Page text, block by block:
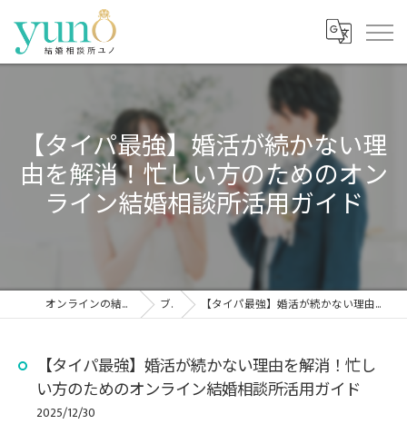
【タイパ最強】婚活が続かない理
由を解消！忙しい方のためのオン
ライン結婚相談所活用ガイド
オンラインの結婚相談所なら結婚相談所ユノ ブログ 【タイパ最強】婚活が続かない理由を解消！忙しい方のためのオンライン結婚相談所活用ガイド
【タイパ最強】婚活が続かない理由を解消！忙し
い方のためのオンライン結婚相談所活用ガイド
2025/12/30